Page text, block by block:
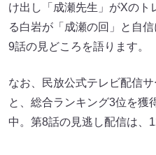
け出し「成瀬先生」がXのト
る白岩が「成瀬の回」と自
9話の見どころを語ります。
なお、民放公式テレビ配信
と、総合ランキング3位を獲
中。第8話の見逃し配信は、